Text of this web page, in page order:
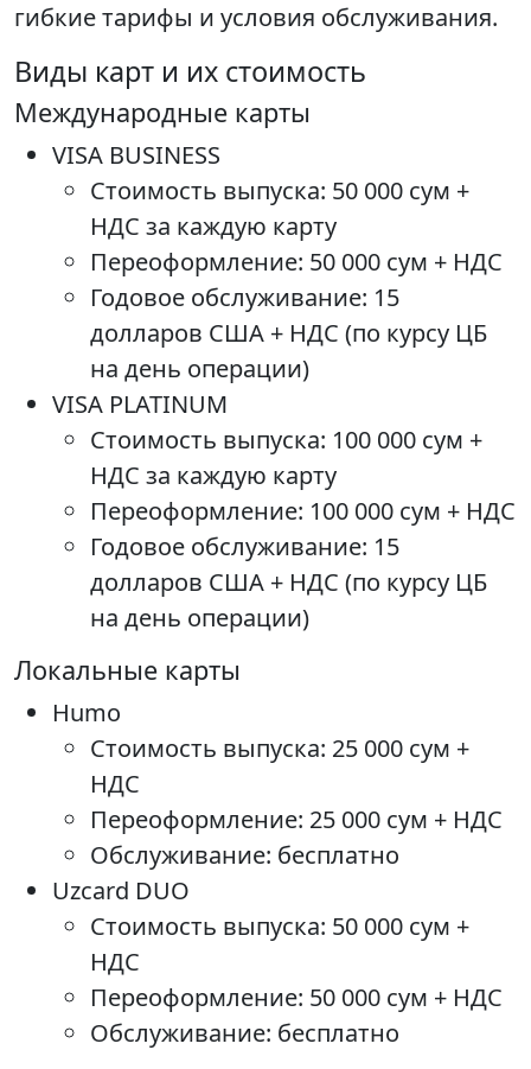
гибкие тарифы и условия обслуживания.
Виды карт и их стоимость
Международные карты
VISA BUSINESS
Стоимость выпуска: 50 000 сум +
НДС за каждую карту
Переоформление: 50 000 сум + НДС
Годовое обслуживание: 15
долларов США + НДС (по курсу ЦБ
на день операции)
VISA PLATINUM
Стоимость выпуска: 100 000 сум +
НДС за каждую карту
Переоформление: 100 000 сум + НДС
Годовое обслуживание: 15
долларов США + НДС (по курсу ЦБ
на день операции)
Локальные карты
Humo
Стоимость выпуска: 25 000 сум +
НДС
Переоформление: 25 000 сум + НДС
Обслуживание: бесплатно
Uzcard DUO
Стоимость выпуска: 50 000 сум +
НДС
Переоформление: 50 000 сум + НДС
Обслуживание: бесплатно